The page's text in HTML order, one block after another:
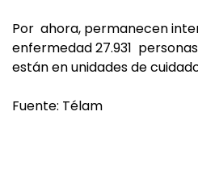
Por ahora, permanecen
enfermedad 27.931
están en unidades de
Fuente: Télam